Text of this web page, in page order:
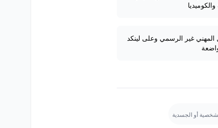
غير الرسمي وعلى لينكد
أو الجسدية